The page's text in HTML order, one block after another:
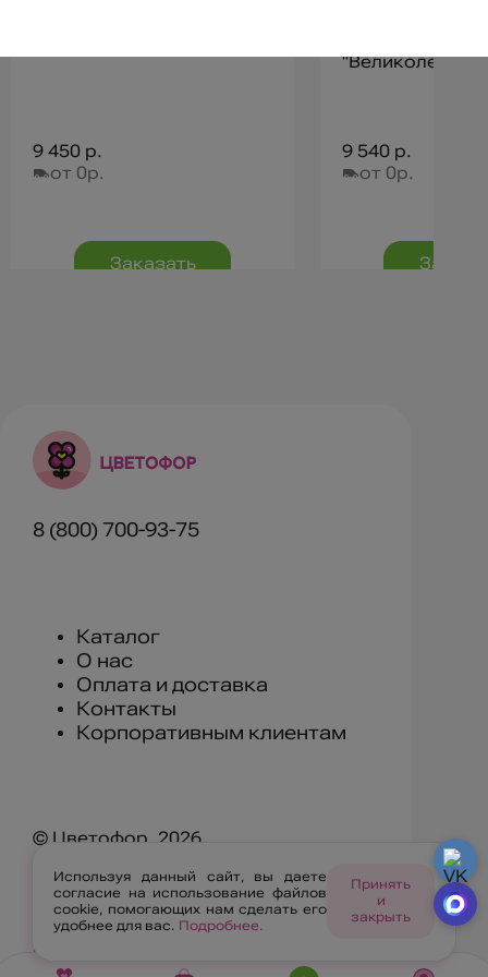
9 450 р.
от 0р.
Заказать
9 540 р.
от 0р.
8 (800) 700-93-75
Каталог
О нас
Оплата и доставка
Контакты
Корпоративным клиентам
© Цветофор, 2026
г. Улан-Удэ, ул. Геологическая 11А
Правила ресурса
Используя данный сайт, вы даете
согласие на использование файлов
cookie, помогающих нам сделать его
удобнее для вас. Подробнее.
Принять
и
закрыть